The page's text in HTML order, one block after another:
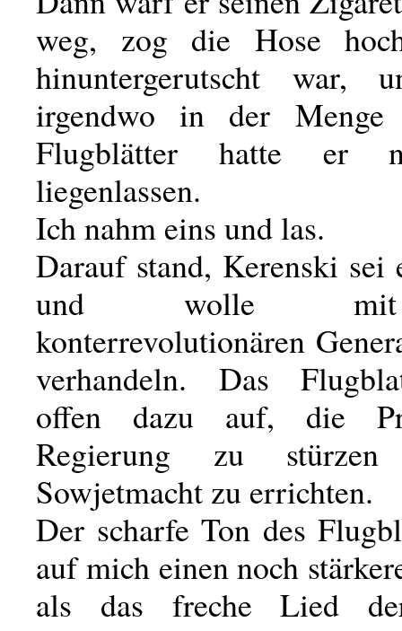
weg, zog die Hose
hinuntergerutscht war,
irgendwo in der
Flugblätter hatte er
liegenlassen.
Ich nahm eins und las.
Darauf stand, Kerenski sei
und wolle
konterrevolutionären
verhandeln. Das
offen dazu auf, die
Regierung zu
Sowjetmacht zu errichten.
Der scharfe Ton des
auf mich einen noch
als das freche Lied